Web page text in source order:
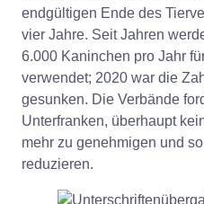
endgültigen Ende des
vier Jahre. Seit Jahren
6.000 Kaninchen pro Jahr
verwendet; 2020 war die
gesunken. Die Verbände
Unterfranken, überhaupt
mehr zu genehmigen und
reduzieren.